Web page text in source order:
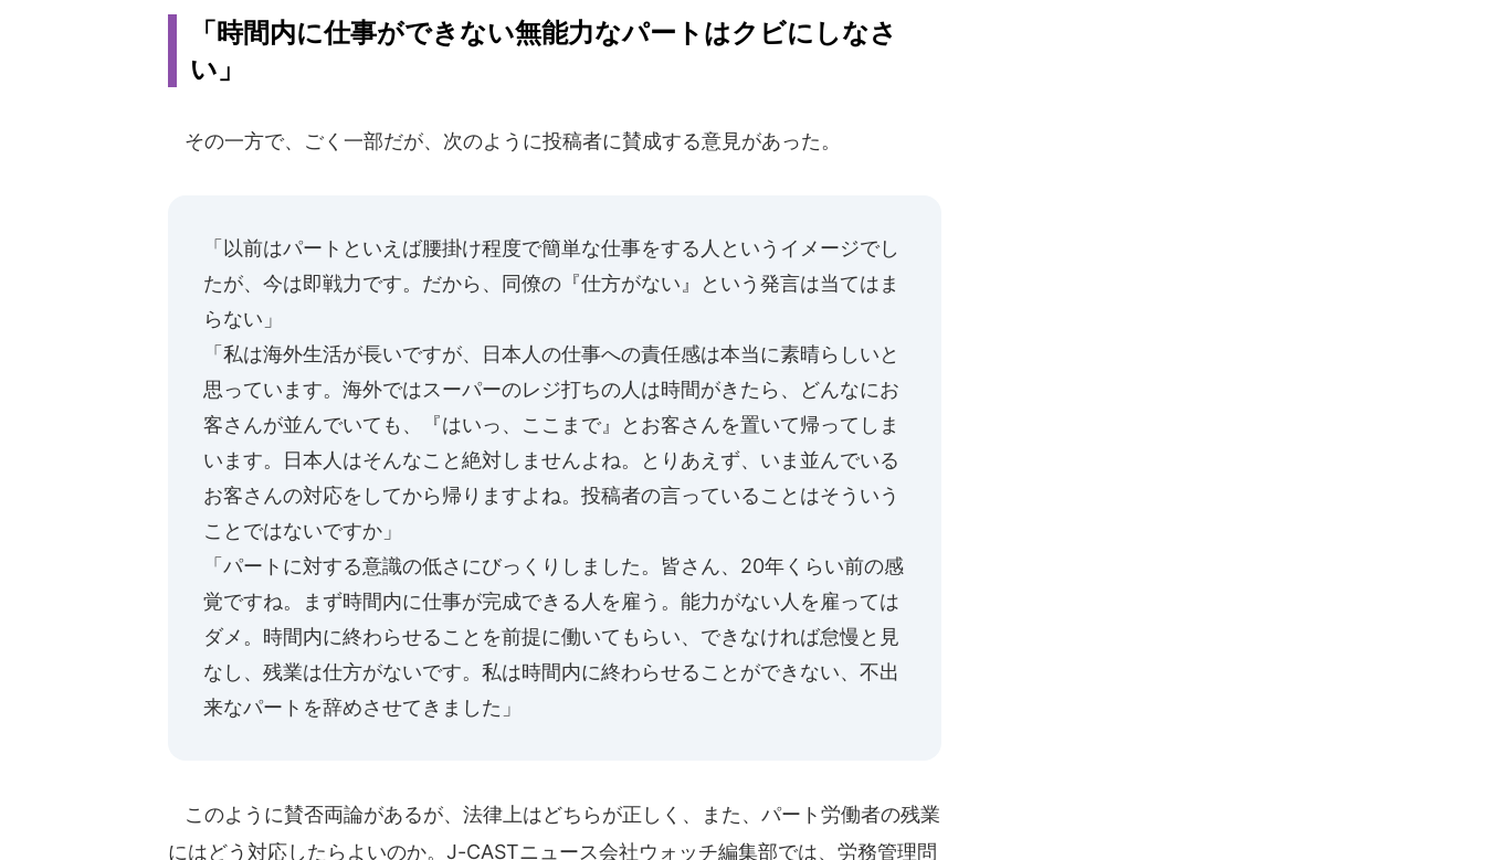
「時間内に仕事ができない無能力なパートはクビにしなさ
い」
その一方で、ごく一部だが、次のように投稿者に賛成する意見があった。
「以前はパートといえば腰掛け程度で簡単な仕事をする人というイメージでし
たが、今は即戦力です。だから、同僚の『仕方がない』という発言は当てはま
らない」
「私は海外生活が長いですが、日本人の仕事への責任感は本当に素晴らしいと
思っています。海外ではスーパーのレジ打ちの人は時間がきたら、どんなにお
客さんが並んでいても、『はいっ、ここまで』とお客さんを置いて帰ってしま
います。日本人はそんなこと絶対しませんよね。とりあえず、いま並んでいる
お客さんの対応をしてから帰りますよね。投稿者の言っていることはそういう
ことではないですか」
「パートに対する意識の低さにびっくりしました。皆さん、20年くらい前の感
覚ですね。まず時間内に仕事が完成できる人を雇う。能力がない人を雇っては
ダメ。時間内に終わらせることを前提に働いてもらい、できなければ怠慢と見
なし、残業は仕方がないです。私は時間内に終わらせることができない、不出
来なパートを辞めさせてきました」
このように賛否両論があるが、法律上はどちらが正しく、また、パート労働者の残業
にはどう対応したらよいのか。J-CASTニュース会社ウォッチ編集部では、労務管理問